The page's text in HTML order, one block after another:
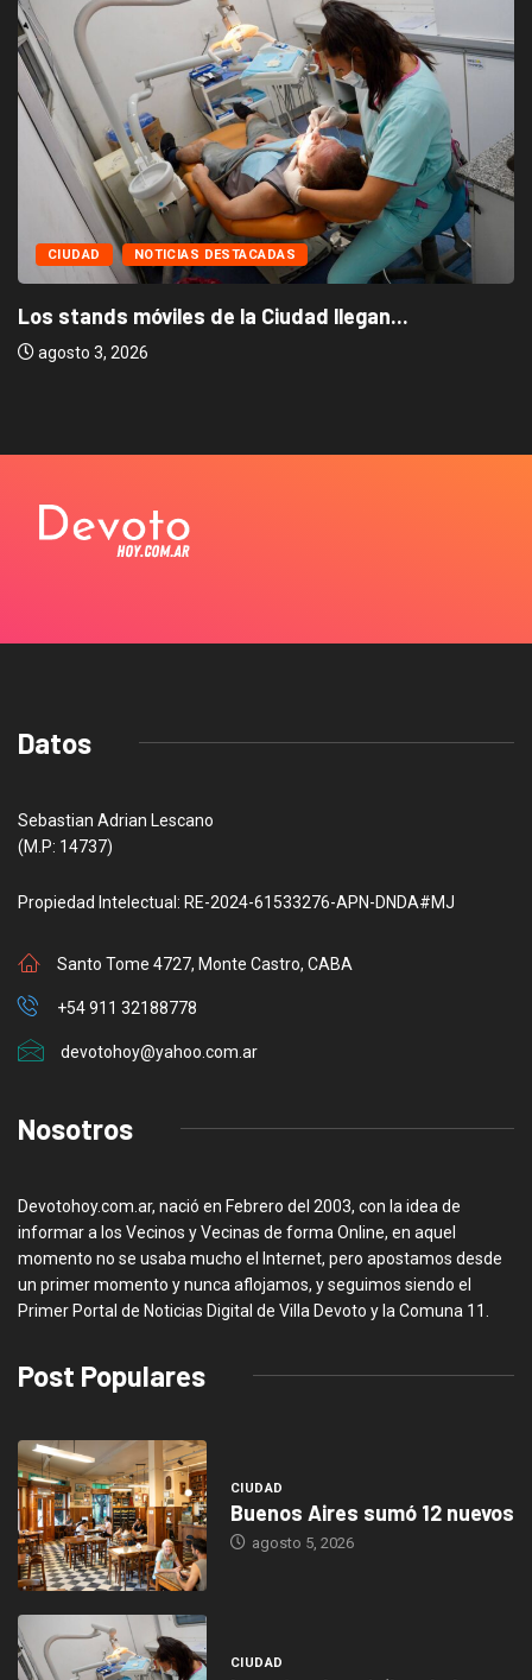
CIUDAD NOTICIAS DESTACADAS
Los stands móviles de la Ciudad llegan...
agosto 3, 2026
Datos
Sebastian Adrian Lescano
(M.P: 14737)
Propiedad Intelectual: RE-2024-61533276-APN-DNDA#MJ
Santo Tome 4727, Monte Castro, CABA
+54 911 32188778
devotohoy@yahoo.com.ar
Nosotros
Devotohoy.com.ar, nació en Febrero del 2003, con la idea de
informar a los Vecinos y Vecinas de forma Online, en aquel
momento no se usaba mucho el Internet, pero apostamos desde
un primer momento y nunca aflojamos, y seguimos siendo el
Primer Portal de Noticias Digital de Villa Devoto y la Comuna 11.
Post Populares
CIUDAD
Buenos Aires sumó 12 nuevos
agosto 5, 2026
CIUDAD